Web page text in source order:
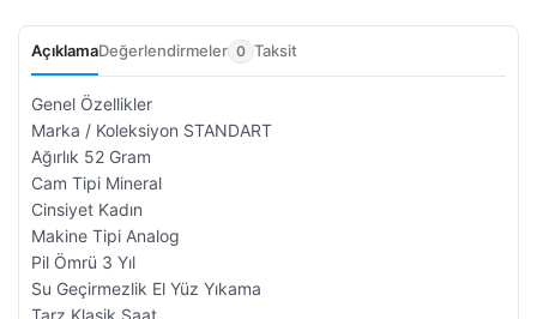
AçıklamaDeğerlendirmeler 0 Taksit
Genel Özellikler
Marka / Koleksiyon STANDART
Ağırlık 52 Gram
Cam Tipi Mineral
Cinsiyet Kadın
Makine Tipi Analog
Pil Ömrü 3 Yıl
Su Geçirmezlik El Yüz Yıkama
Tarz Klasik Saat